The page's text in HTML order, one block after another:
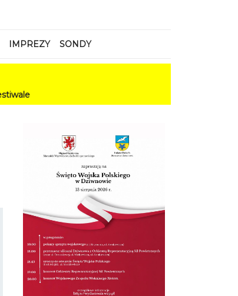
IMPREZY SONDY